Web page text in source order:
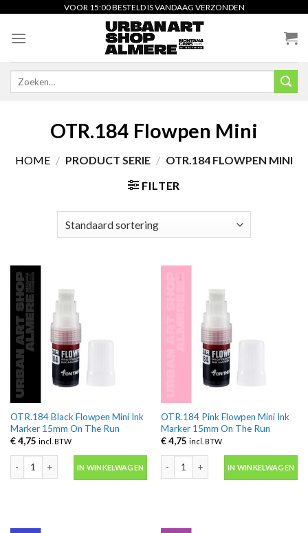
content
VOOR 15:00 BESTELD IS VANDAAG VERZONDEN
OTR.184 Flowpen Mini
HOME / PRODUCT SERIE / OTR.184 FLOWPEN MINI
FILTER
OTR.184 Black Flowpen Mini Ink
Marker 15mm On The Run
€4,75 incl. BTW
OTR.184 Black Flowpen Mini Ink Marker 15mm On The Run aantal
IN WINKELWAGEN
OTR.184 Pink Flowpen Mini Ink
Marker 15mm On The Run
€4,75 incl. BTW
OTR.184 Pink Flowpen Mini Ink
IN WINKELWAGEN